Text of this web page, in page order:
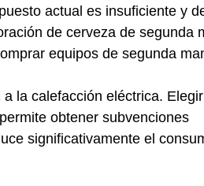
actual es insuficiente y
de cerveza de segunda
equipos de segunda
la calefacción eléctrica.
obtener subvenciones
significativamente el